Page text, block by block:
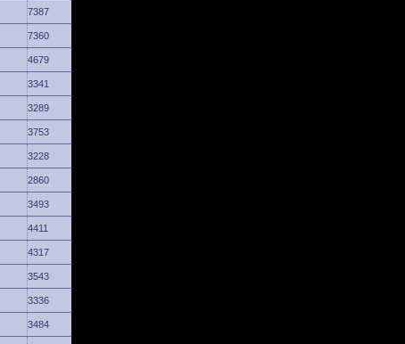
7387
7360
4679
3341
3289
3753
3228
2860
3493
4411
4317
3543
3336
3484